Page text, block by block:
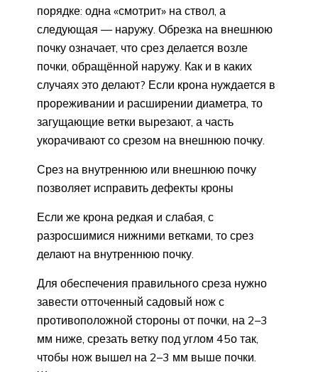
порядке: одна «смотрит» на ствол, а
следующая — наружу. Обрезка на внешнюю
почку означает, что срез делается возле
почки, обращённой наружу. Как и в каких
случаях это делают? Если крона нуждается в
прореживании и расширении диаметра, то
загущающие ветки вырезают, а часть
укорачивают со срезом на внешнюю почку.
Срез на внутреннюю или внешнюю почку
позволяет исправить дефекты кроны
Если же крона редкая и слабая, с
разросшимися нижними ветками, то срез
делают на внутреннюю почку.
Для обеспечения правильного среза нужно
завести отточенный садовый нож с
противоположной стороны от почки, на 2–3
мм ниже, срезать ветку под углом 45о так,
чтобы нож вышел на 2–3 мм выше почки.